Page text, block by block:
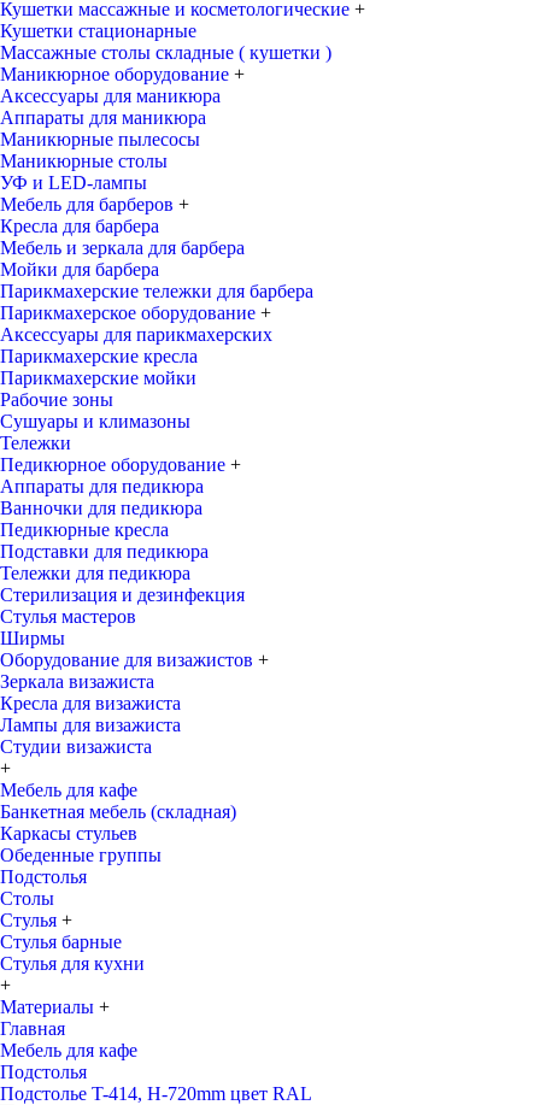
Кушетки массажные и косметологические +
Кушетки стационарные
Массажные столы складные ( кушетки )
Маникюрное оборудование +
Аксессуары для маникюра
Аппараты для маникюра
Маникюрные пылесосы
Маникюрные столы
УФ и LED-лампы
Мебель для барберов +
Кресла для барбера
Мебель и зеркала для барбера
Мойки для барбера
Парикмахерские тележки для барбера
Парикмахерское оборудование +
Аксессуары для парикмахерских
Парикмахерские кресла
Парикмахерские мойки
Рабочие зоны
Сушуары и климазоны
Тележки
Педикюрное оборудование +
Аппараты для педикюра
Ванночки для педикюра
Педикюрные кресла
Подставки для педикюра
Тележки для педикюра
Стерилизация и дезинфекция
Стулья мастеров
Ширмы
Оборудование для визажистов +
Зеркала визажиста
Кресла для визажиста
Лампы для визажиста
Студии визажиста
+
Мебель для кафе
Банкетная мебель (складная)
Каркасы стульев
Обеденные группы
Подстолья
Столы
Стулья +
Стулья барные
Стулья для кухни
+
Материалы +
Главная
Мебель для кафе
Подстолья
Подстолье T-414, H-720mm цвет RAL